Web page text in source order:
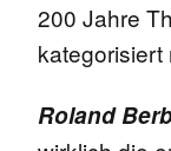
200 Jahre
Roland